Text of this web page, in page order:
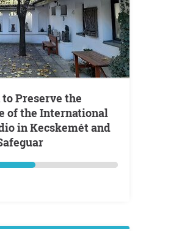
of the International
in Kecskemét and